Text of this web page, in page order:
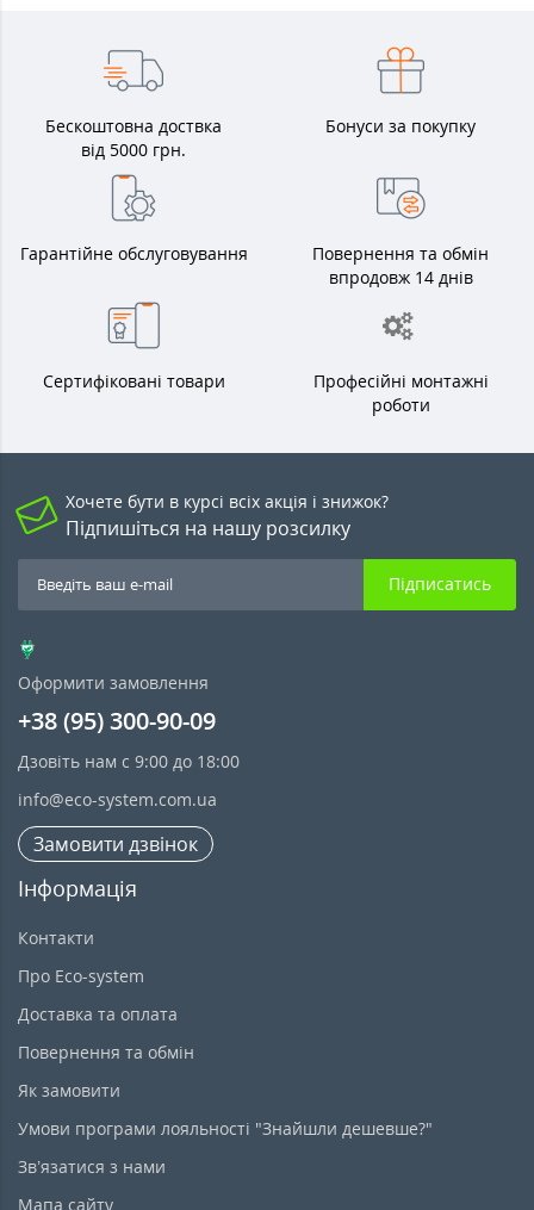
Бескоштовна доствка
від 5000 грн.
Бонуси за покупку
Гарантійне обслуговування
Повернення та обмін
впродовж 14 днів
Сертифіковані товари
Професійні монтажні
роботи
Хочете бути в курсі всіх акція і знижок?
Підпишіться на нашу розсилку
Підписатись
Оформити замовлення
+38 (95) 300-90-09
Дзовіть нам с 9:00 до 18:00
info@eco-system.com.ua
Замовити дзвінок
Інформація
Контакти
Про Eco-system
Доставка та оплата
Повернення та обмін
Як замовити
Умови програми лояльності "Знайшли дешевше?"
Зв’язатися з нами
Мапа сайту